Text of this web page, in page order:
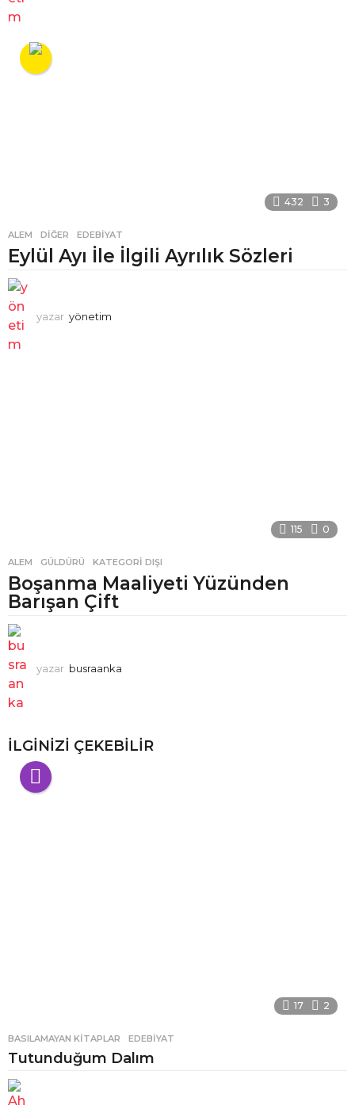
432 3
ALEM ,DIĞER ,EDEBIYAT
Eylül Ayı İle İlgili Ayrılık Sözleri
yazar yönetim
115 0
ALEM ,GÜLDÜRÜ ,KATEGORI DIŞI
Boşanma Maaliyeti Yüzünden
Barışan Çift
yazar busraanka
İLGINIZI ÇEKEBILIR
17 2
BASILAMAYAN KITAPLAR ,EDEBIYAT
Tutunduğum Dalım